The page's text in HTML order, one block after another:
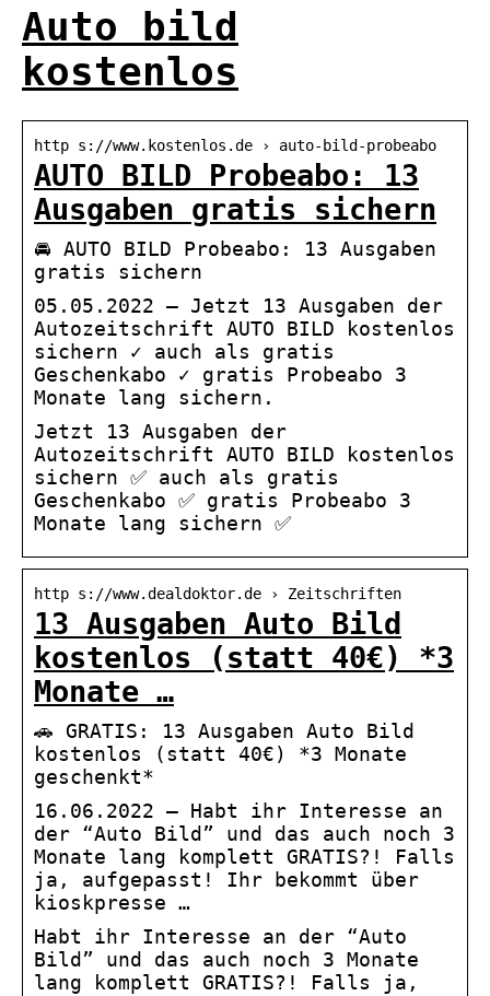
Auto bild
kostenlos
http s://www.kostenlos.de › auto-bild-probeabo
AUTO BILD Probeabo: 13
Ausgaben gratis sichern
🚘 AUTO BILD Probeabo: 13 Ausgaben
gratis sichern
05.05.2022 — Jetzt 13 Ausgaben der
Autozeitschrift AUTO BILD kostenlos
sichern ✓ auch als gratis
Geschenkabo ✓ gratis Probeabo 3
Monate lang sichern.
Jetzt 13 Ausgaben der
Autozeitschrift AUTO BILD kostenlos
sichern ✅ auch als gratis
Geschenkabo ✅ gratis Probeabo 3
Monate lang sichern ✅
http s://www.dealdoktor.de › Zeitschriften
13 Ausgaben Auto Bild
kostenlos (statt 40€) *3
Monate …
🚗 GRATIS: 13 Ausgaben Auto Bild
kostenlos (statt 40€) *3 Monate
geschenkt*
16.06.2022 — Habt ihr Interesse an
der “Auto Bild” und das auch noch 3
Monate lang komplett GRATIS?! Falls
ja, aufgepasst! Ihr bekommt über
kioskpresse …
Habt ihr Interesse an der “Auto
Bild” und das auch noch 3 Monate
lang komplett GRATIS?! Falls ja,